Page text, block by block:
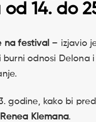
14. do
na festival – izjavio
burni odnosi Delona
godine, kako bi
Renea Klemana.